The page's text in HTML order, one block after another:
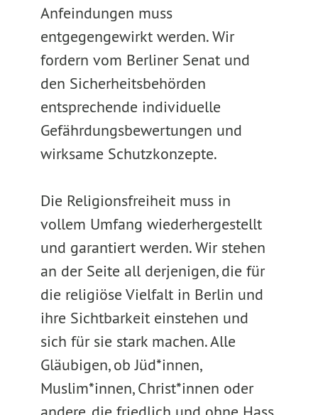
Anfeindungen muss
entgegengewirkt werden. Wir
fordern vom Berliner Senat und
den Sicherheitsbehörden
entsprechende individuelle
Gefährdungsbewertungen und
wirksame Schutzkonzepte.
Die Religionsfreiheit muss in
vollem Umfang wiederhergestellt
und garantiert werden. Wir stehen
an der Seite all derjenigen, die für
die religiöse Vielfalt in Berlin und
ihre Sichtbarkeit einstehen und
sich für sie stark machen. Alle
Gläubigen, ob Jüd*innen,
Muslim*innen, Christ*innen oder